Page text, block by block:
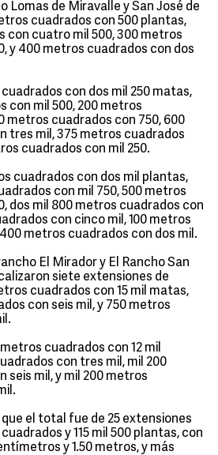
Lomas de Miravalle y San José de
cuadrados con 500 plantas,
con cuatro mil 500, 300 metros
y 400 metros cuadrados con dos
con dos mil 250 matas,
con mil 500, 200 metros
metros cuadrados con 750, 600
tres mil, 375 metros cuadrados
cuadrados con mil 250.
cuadrados con dos mil plantas,
con mil 750, 500 metros
dos mil 800 metros cuadrados con
con cinco mil, 100 metros
metros cuadrados con dos mil.
El Mirador y El Rancho San
siete extensiones de
cuadrados con 15 mil matas,
con seis mil, y 750 metros
cuadrados con 12 mil
con tres mil, mil 200
seis mil, y mil 200 metros
el total fue de 25 extensiones
y 115 mil 500 plantas, con
y 1.50 metros, y más